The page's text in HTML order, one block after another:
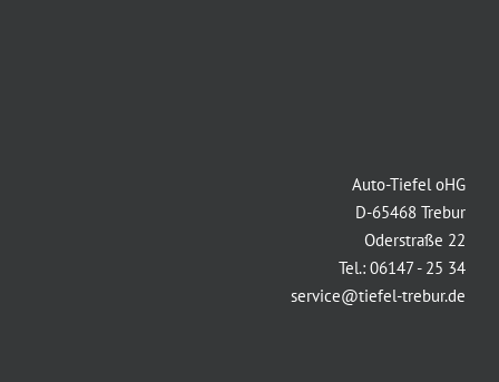
Auto-Tiefel oHG
D-65468 Trebur
Oderstraße 22
Tel.: 06147 - 25 34
service@tiefel-trebur.de